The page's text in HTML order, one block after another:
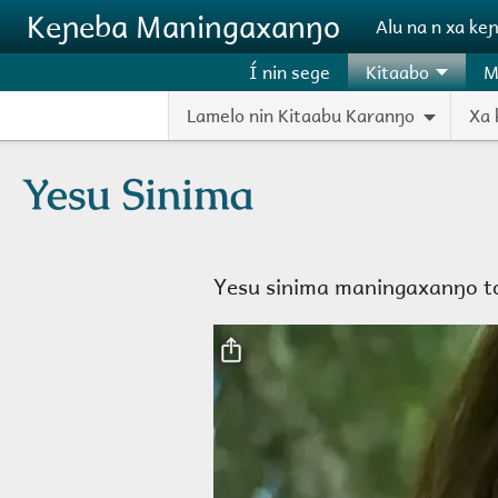
Aller au contenu principal
Keɲeba Maningaxanŋo Alu na n xa
Í nin sege
Kitaabo
Lamelo nin Kitaabu Karanŋo
Xa
Yesu Sinima
Yesu sinima maningaxanŋo